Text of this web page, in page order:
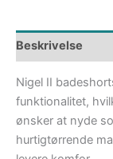
Beskrivelse
Nigel II
funktionalitet,
ønsker at nyde
hurtigtørrende